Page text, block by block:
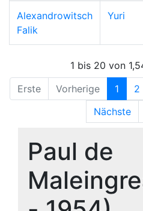
Alexandrowitsch
Falik
Yuri
1 bis 20 von
Erste
Vorherige 1 2
Nächste
Paul de